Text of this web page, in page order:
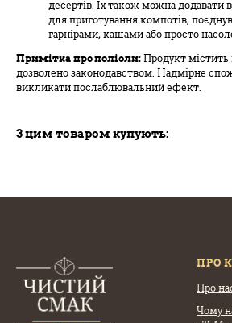
десертів. Їх також можна додавати
для приготування компотів,
гарнірами, кашами або просто
Примітка про поліоли: Продукт містить
дозволено законодавством. Надмірне
викликати послаблювальний ефект.
З цим товаром купують:
ПРО
Про
Чому